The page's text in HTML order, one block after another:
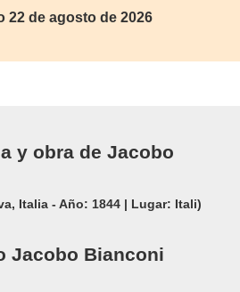
22 de agosto de 2026
y obra de Jacobo
Italia - Año: 1844 | Lugar: Itali)
Jacobo Bianconi